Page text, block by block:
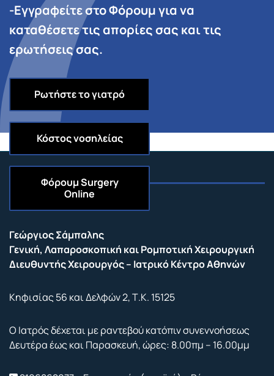
-Εγγραφείτε στο Φόρουμ για να
καταθέσετε τις απορίες σας και τις
ερωτήσεις σας.
Ρωτήστε το γιατρό
Κόστος νοσηλείας
ΦόρουμSurgery
Online
Γεώργιος Σάμπαλης
Γενική, Λαπαροσκοπική και Ρομποτική Χειρουργική
Διευθυντής Χειρουργός – Ιατρικό Κέντρο Αθηνών
Κηφισίας 56 και Δελφών 2, Τ.Κ. 15125
Ο Ιατρός δέχεται με ραντεβού κατόπιν συνεννοήσεως
Δευτέρα έως και Παρασκευή, ώρες: 8.00πμ – 16.00μμ